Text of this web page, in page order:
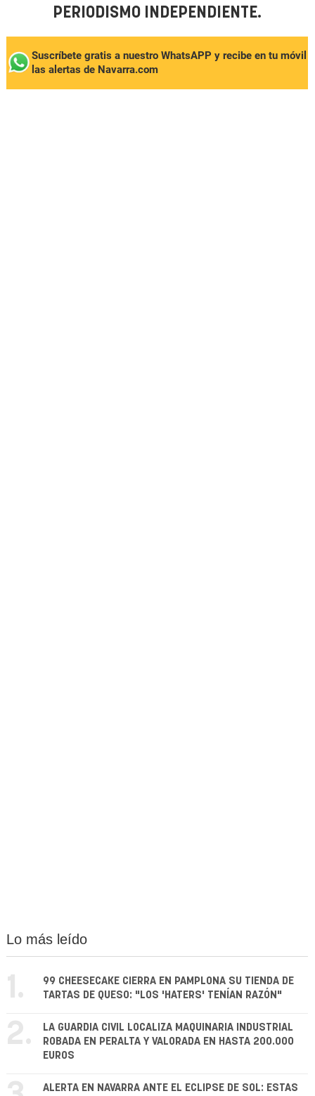
PERIODISMO INDEPENDIENTE.
Suscríbete gratis a nuestro WhatsAPP y recibe en tu móvil
las alertas de Navarra.com
Lo más leído
1.
99 CHEESECAKE CIERRA EN PAMPLONA SU TIENDA DE
TARTAS DE QUESO: "LOS 'HATERS' TENÍAN RAZÓN"
2.
LA GUARDIA CIVIL LOCALIZA MAQUINARIA INDUSTRIAL
ROBADA EN PERALTA Y VALORADA EN HASTA 200.000
EUROS
ALERTA EN NAVARRA ANTE EL ECLIPSE DE SOL: ESTAS